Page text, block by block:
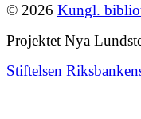
© 2026 Kungl.
Projektet Nya
Stiftelsen